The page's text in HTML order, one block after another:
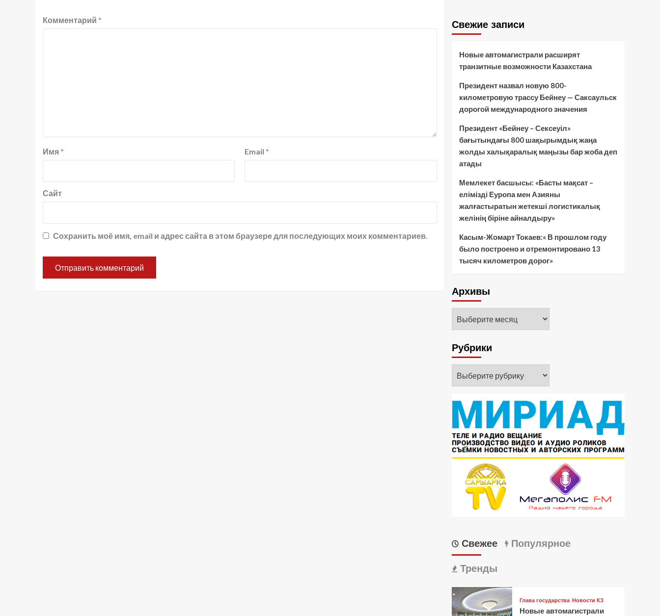
Комментарий *
Имя * Email *
Сайт
Сохранить моё имя, email и адрес сайта в этом браузере для последующих моих комментариев.
Свежие записи
Новые автомагистрали расширят
транзитные возможности Казахстана
Президент назвал новую 800-
километровую трассу Бейнеу — Саксаульск
дорогой международного значения
Президент «Бейнеу – Сексеуіл»
бағытындағы 800 шақырымдық жаңа
жолды халықаралық маңызы бар жоба деп
атады
Мемлекет басшысы: «Басты мақсат –
елімізді Еуропа мен Азияны
жалғастыратын жетекші логистикалық
желінің біріне айналдыру»
Касым-Жомарт Токаев:« В прошлом году
было построено и отремонтировано 13
тысяч километров дорог»
Архивы
Рубрики
Свежее Популярное
Тренды
Глава государства Новости КЗ
Новые автомагистрали